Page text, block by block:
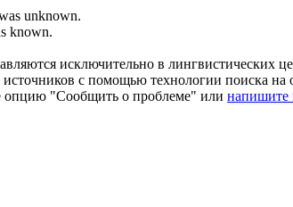
unknown.
known.
исключительно в лингвистических
источников с помощью технологии поиска
опцию "Сообщить о проблеме" или напишите